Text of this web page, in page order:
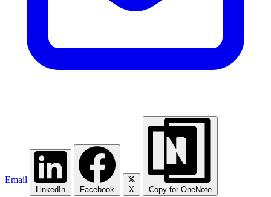
Email
LinkedIn Facebook X Copy for OneNote